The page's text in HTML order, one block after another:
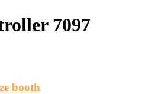
7097
booth